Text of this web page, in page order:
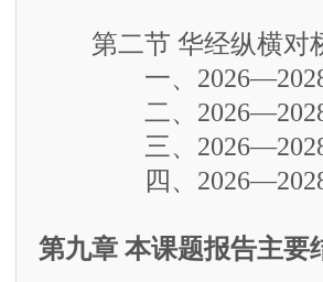
第二节 华经纵横对
一、2026—2028年
二、2026—2028年
三、2026—2028年
四、2026—2028年
第九章 本课题报告主要